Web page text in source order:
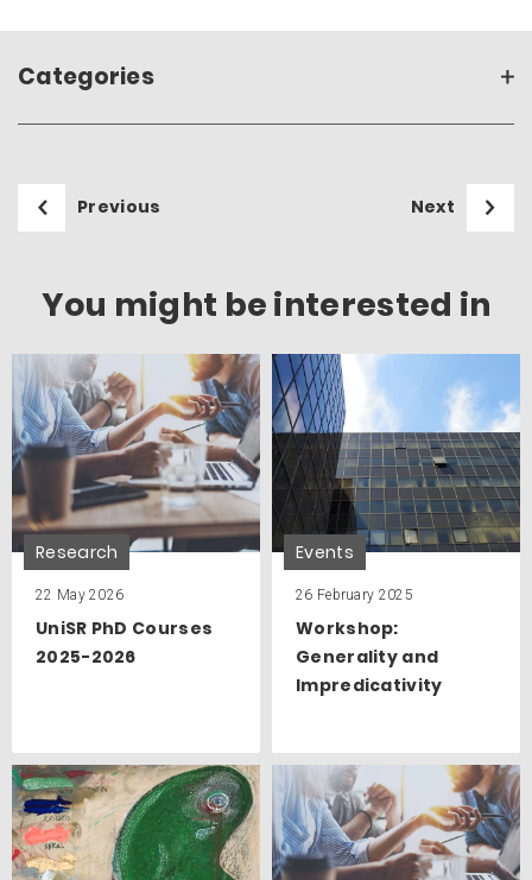
Categories
Previous Next
You might be interested in
Research
22 May 2026
UniSR PhD Courses
2025-2026
Events
26 February 2025
Workshop:
Generality and
Impredicativity